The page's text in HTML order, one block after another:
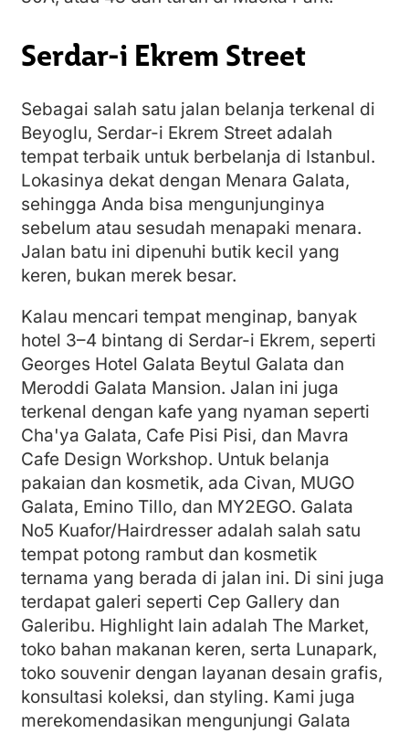
Serdar-i Ekrem Street
Sebagai salah satu jalan belanja terkenal di
Beyoglu, Serdar-i Ekrem Street adalah
tempat terbaik untuk berbelanja di Istanbul.
Lokasinya dekat dengan Menara Galata,
sehingga Anda bisa mengunjunginya
sebelum atau sesudah menapaki menara.
Jalan batu ini dipenuhi butik kecil yang
keren, bukan merek besar.
Kalau mencari tempat menginap, banyak
hotel 3–4 bintang di Serdar-i Ekrem, seperti
Georges Hotel Galata Beytul Galata dan
Meroddi Galata Mansion. Jalan ini juga
terkenal dengan kafe yang nyaman seperti
Cha'ya Galata, Cafe Pisi Pisi, dan Mavra
Cafe Design Workshop. Untuk belanja
pakaian dan kosmetik, ada Civan, MUGO
Galata, Emino Tillo, dan MY2EGO. Galata
No5 Kuafor/Hairdresser adalah salah satu
tempat potong rambut dan kosmetik
ternama yang berada di jalan ini. Di sini juga
terdapat galeri seperti Cep Gallery dan
Galeribu. Highlight lain adalah The Market,
toko bahan makanan keren, serta Lunapark,
toko souvenir dengan layanan desain grafis,
konsultasi koleksi, dan styling. Kami juga
merekomendasikan mengunjungi Galata